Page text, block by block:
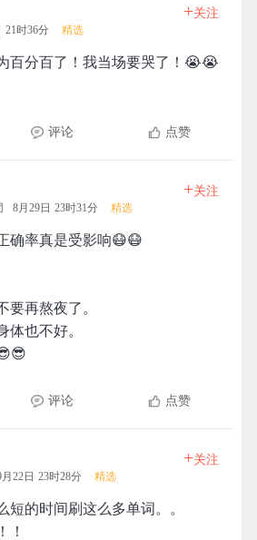
21时36分 精选
+关注
百分百了！我当场要哭了！😭😭
评论 点赞
8月29日 23时31分 精选
+关注
确率真是受影响😷😷
要再熬夜了。
体也不好。
评论 点赞
月22日 23时28分 精选
+关注
短的时间刷这么多单词。。
！